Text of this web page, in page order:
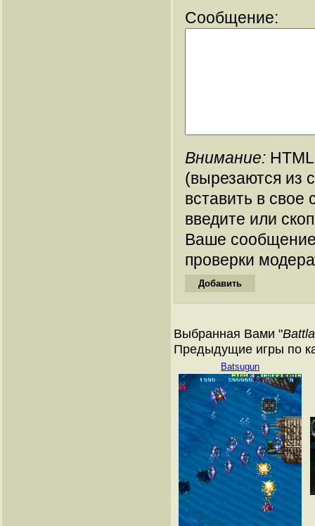
Сообщение:
Внимание:
(вырезаются из
вставить в
введите или
Ваше
проверки
Выбранная Вами "
Предыдущие игры по
Batsugun